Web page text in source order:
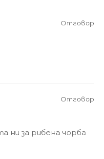
Отговор
ни за рибена чорба
Отговор